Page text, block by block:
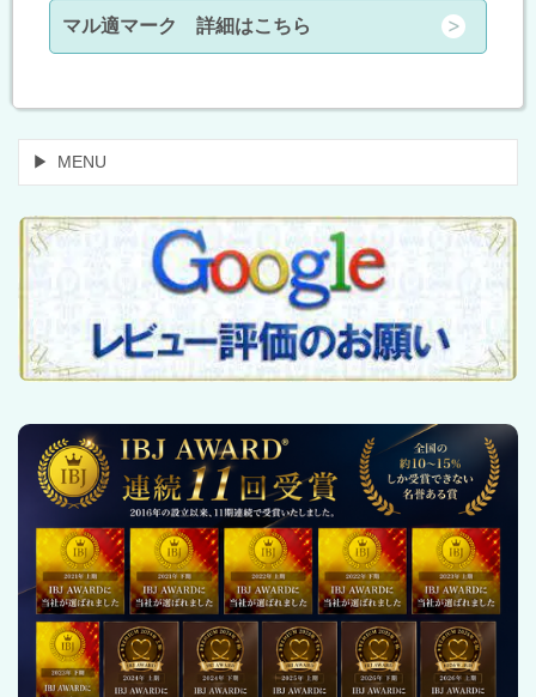
マル適マーク 詳細はこちら
MENU